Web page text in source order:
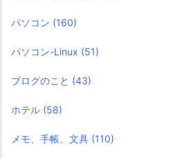
パソコン (160)
パソコン-Linux (51)
ブログのこと (43)
ホテル (58)
メモ、手帳、文具 (110)